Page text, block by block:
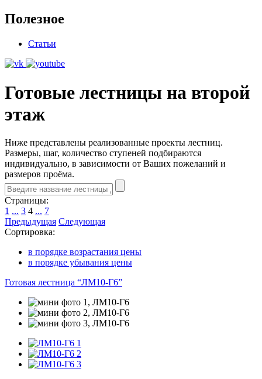
Полезное
Статьи
Готовые лестницы на второй
этаж
Ниже представлены реализованные проекты лестниц.
Размеры, шаг, количество ступеней подбираются
индивидуально, в зависимости от Ваших пожеланий и
размеров проёма.
Страницы:
1 ... 3 4 ... 7
Предыдущая Следующая
Сортировка:
в порядке возрастания цены
в порядке убывания цены
Готовая лестница “ЛМ10-Г6”